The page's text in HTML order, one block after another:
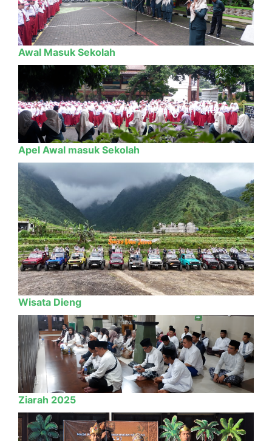
Awal Masuk Sekolah
Apel Awal masuk Sekolah
Wisata Dieng
Ziarah 2025